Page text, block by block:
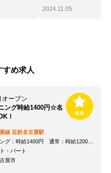
2024.11.05
すめ求人
ープン
ング時給1400円☆名
！
線 近鉄名古屋駅
時給1400円 通常：時給1200円～＋交通費全額支給
・パート
屋市